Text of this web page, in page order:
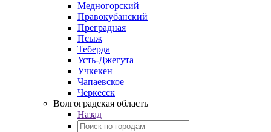
Медногорский
Правокубанский
Преградная
Псыж
Теберда
Усть-Джегута
Учкекен
Чапаевское
Черкесск
Волгоградская область
Назад